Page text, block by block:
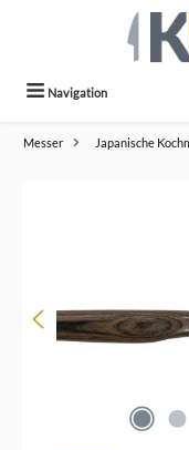
Navigation
Messer Japanische